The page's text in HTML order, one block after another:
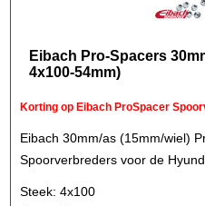
Eibach Pro-Spacers
4x100-54mm)
Korting op Eibach ProSpacer
Eibach 30mm/as (15mm/wiel)
Spoorverbreders voor de
Steek: 4x100